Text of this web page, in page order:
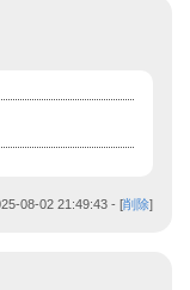
08-02 21:49:43 - [削除]